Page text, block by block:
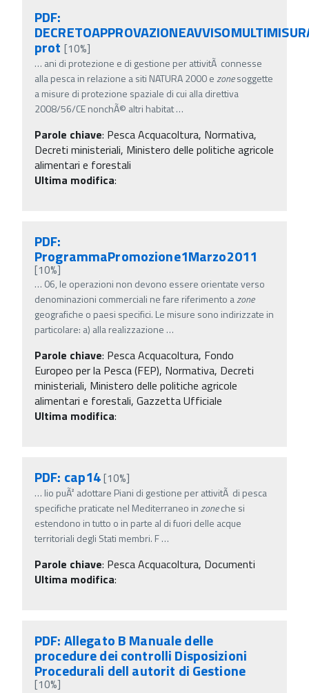
PDF:
prot [10%]
… ani di protezione e di gestione per attivitÃ connesse
alla pesca in relazione a siti NATURA 2000 ezonesoggette
a misure di protezione spaziale di cui alla direttiva
2008/56/CE nonchÃ© altri habitat…
Parole chiave: Pesca Acquacoltura, Normativa,
Decreti ministeriali, Ministero delle politiche agricole
alimentari e forestali
Ultima modifica:
PDF:
ProgrammaPromozione1Marzo2011
[10%]
… 06, le operazioni non devono essere orientate verso
denominazioni commerciali ne fare riferimento azone
geografiche o paesi specifici. Le misure sono indirizzate in
particolare: a) alla realizzazione …
Parole chiave: Pesca Acquacoltura, Fondo
Europeo per la Pesca (FEP), Normativa, Decreti
ministeriali, Ministero delle politiche agricole
alimentari e forestali, Gazzetta Ufficiale
Ultima modifica:
PDF: cap14[10%]
… lio puÃ² adottare Piani di gestione per attivitÃ di pesca
specifiche praticate nel Mediterraneo inzoneche si
estendono in tutto o in parte al di fuori delle acque
territoriali degli Stati membri. F…
Parole chiave: Pesca Acquacoltura, Documenti
Ultima modifica:
PDF: Allegato B Manuale delle
procedure dei controlli Disposizioni
Procedurali dell autorit di Gestione
[10%]